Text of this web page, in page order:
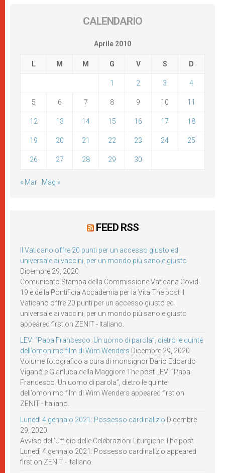
CALENDARIO
Aprile 2010
L M M G V S D
1 2 3 4
5 6 7 8 9 10 11
12 13 14 15 16 17 18
19 20 21 22 23 24 25
26 27 28 29 30
« Mar Mag »
FEED RSS
Il Vaticano offre 20 punti per un accesso giusto ed
universale ai vaccini, per un mondo più sano e giusto
Dicembre 29, 2020
Comunicato Stampa della Commissione Vaticana Covid-
19 e della Pontificia Accademia per la Vita The post Il
Vaticano offre 20 punti per un accesso giusto ed
universale ai vaccini, per un mondo più sano e giusto
appeared first on ZENIT - Italiano.
LEV: “Papa Francesco. Un uomo di parola”, dietro le quinte
dell’omonimo film di Wim Wenders Dicembre 29, 2020
Volume fotografico a cura di monsignor Dario Edoardo
Viganò e Gianluca della Maggiore The post LEV: “Papa
Francesco. Un uomo di parola”, dietro le quinte
dell’omonimo film di Wim Wenders appeared first on
ZENIT - Italiano.
Lunedì 4 gennaio 2021: Possesso cardinalizio Dicembre
29, 2020
Avviso dell’Ufficio delle Celebrazioni Liturgiche The post
Lunedì 4 gennaio 2021: Possesso cardinalizio appeared
first on ZENIT - Italiano.